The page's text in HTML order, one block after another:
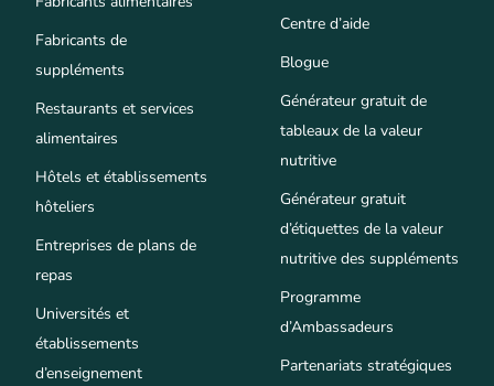
Fabricants de
suppléments
Restaurants et services
alimentaires
Hôtels et établissements
hôteliers
Entreprises de plans de
repas
Universités et
établissements
d’enseignement
Centre d’aide
Blogue
Générateur gratuit de
tableaux de la valeur
nutritive
Générateur gratuit
d’étiquettes de la valeur
nutritive des suppléments
Programme
d’Ambassadeurs
Partenariats stratégiques